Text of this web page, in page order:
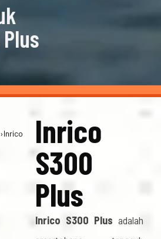
›Inrico
Inrico
S300
Plus
Inrico S300 Plus adalah